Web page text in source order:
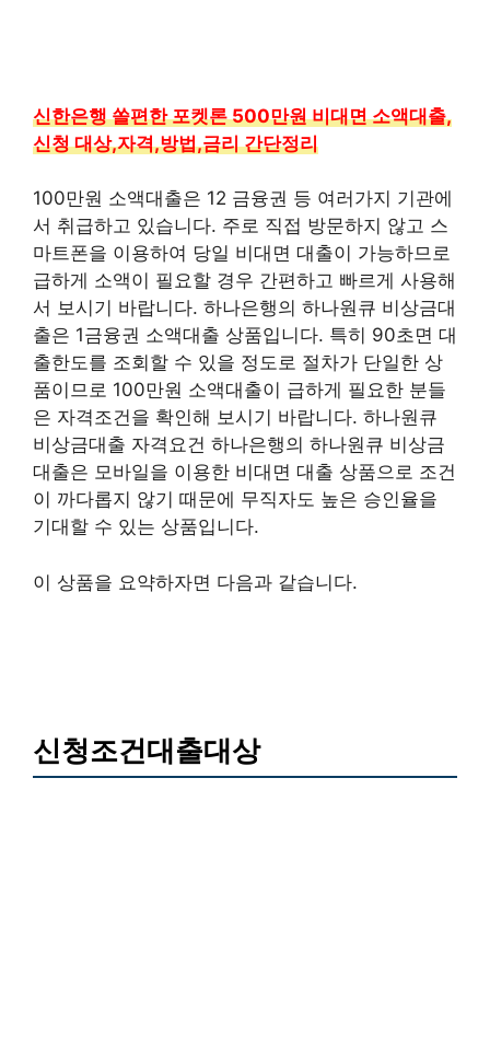
신한은행 쏠편한 포켓론 500만원 비대면 소액대출,
신청 대상,자격,방법,금리 간단정리
100만원 소액대출은 12 금융권 등 여러가지 기관에
서 취급하고 있습니다. 주로 직접 방문하지 않고 스
마트폰을 이용하여 당일 비대면 대출이 가능하므로
급하게 소액이 필요할 경우 간편하고 빠르게 사용해
서 보시기 바랍니다. 하나은행의 하나원큐 비상금대
출은 1금융권 소액대출 상품입니다. 특히 90초면 대
출한도를 조회할 수 있을 정도로 절차가 단일한 상
품이므로 100만원 소액대출이 급하게 필요한 분들
은 자격조건을 확인해 보시기 바랍니다. 하나원큐
비상금대출 자격요건 하나은행의 하나원큐 비상금
대출은 모바일을 이용한 비대면 대출 상품으로 조건
이 까다롭지 않기 때문에 무직자도 높은 승인율을
기대할 수 있는 상품입니다.
이 상품을 요약하자면 다음과 같습니다.
신청조건대출대상